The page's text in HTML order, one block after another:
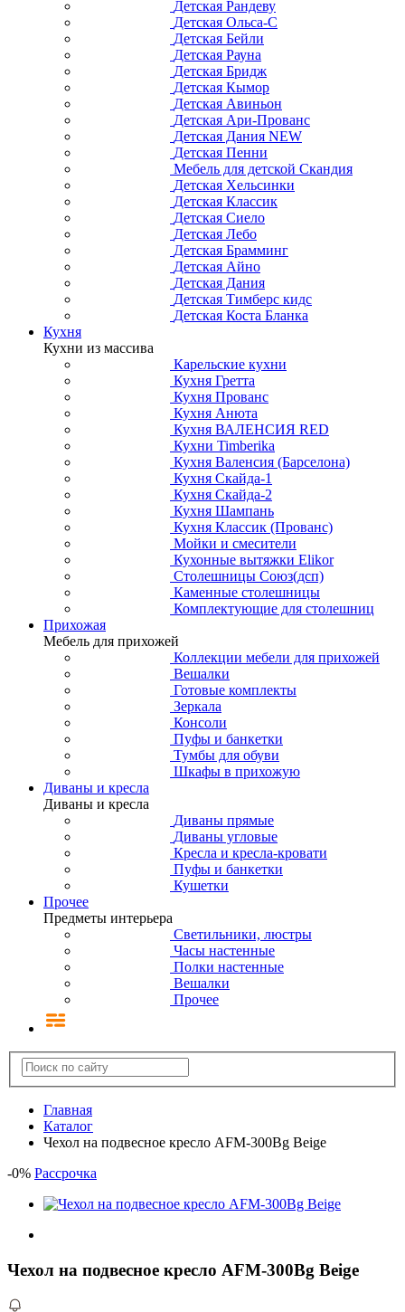
Детская Рандеву
Детская Ольса-С
Детская Бейли
Детская Рауна
Детская Бридж
Детская Кымор
Детская Авиньон
Детская Ари-Прованс
Детская Дания NEW
Детская Пенни
Мебель для детской Скандия
Детская Хельсинки
Детская Классик
Детская Сиело
Детская Лебо
Детская Брамминг
Детская Айно
Детская Дания
Детская Тимберс кидс
Детская Коста Бланка
Кухня
Кухни из массива
Карельские кухни
Кухня Гретта
Кухня Прованс
Кухня Анюта
Кухня ВАЛЕНСИЯ RED
Кухни Timberika
Кухня Валенсия (Барселона)
Кухня Скайда-1
Кухня Скайда-2
Кухня Шампань
Кухня Классик (Прованс)
Мойки и смесители
Кухонные вытяжки Elikor
Столешницы Союз(дсп)
Каменные столешницы
Комплектующие для столешниц
Прихожая
Мебель для прихожей
Коллекции мебели для прихожей
Вешалки
Готовые комплекты
Зеркала
Консоли
Пуфы и банкетки
Тумбы для обуви
Шкафы в прихожую
Диваны и кресла
Диваны и кресла
Диваны прямые
Диваны угловые
Кресла и кресла-кровати
Пуфы и банкетки
Кушетки
Прочее
Предметы интерьера
Светильники, люстры
Часы настенные
Полки настенные
Вешалки
Прочее
Главная
Каталог
Чехол на подвесное кресло AFM-300Bg Beige
-0% Рассрочка
Чехол на подвесное кресло AFM-300Bg Beige